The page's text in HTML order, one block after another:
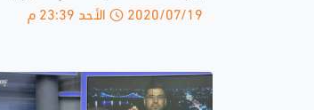
2020/07/19 الأحد 23:39 م